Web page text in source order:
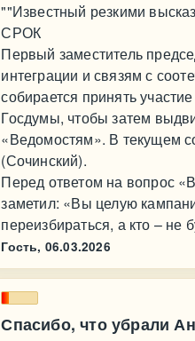
""Известный резкими
СРОК
Первый заместитель
интеграции и связям с
собирается принять
Госдумы, чтобы затем
«Ведомостям». В текущем
(Сочинский).
Перед ответом на вопрос
заметил: «Вы целую
переизбираться, а кто – не
Гость, 06.03.2026
Спасибо, что убрали